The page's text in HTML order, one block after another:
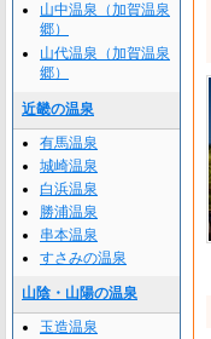
山中温泉（加賀温泉
郷）
山代温泉（加賀温泉
郷）
近畿の温泉
有馬温泉
城崎温泉
白浜温泉
勝浦温泉
串本温泉
すさみの温泉
山陰・山陽の温泉
玉造温泉